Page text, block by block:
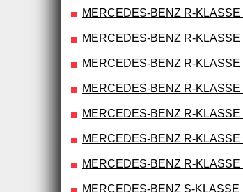
MERCEDES-BENZ R-
MERCEDES-BENZ R-
MERCEDES-BENZ R-
MERCEDES-BENZ R-
MERCEDES-BENZ R-
MERCEDES-BENZ R-
MERCEDES-BENZ R-
MERCEDES-BENZ S-KLASSE